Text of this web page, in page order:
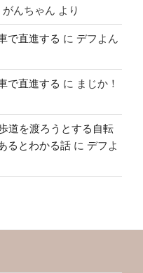
がんちゃん より
で直進する に デフよん
で直進する に まじか！
道を渡ろうとする自転
るとわかる話 に デフよ